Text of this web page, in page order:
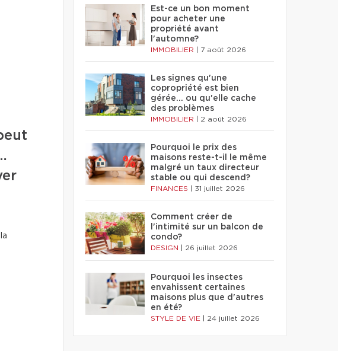
Est-ce un bon moment
pour acheter une
propriété avant
l'automne?
IMMOBILIER 7 août 2026
Les signes qu'une
copropriété est bien
gérée… ou qu'elle cache
des problèmes
IMMOBILIER 2 août 2026
Pourquoi le prix des
maisons reste-t-il le même
malgré un taux directeur
stable ou qui descend?
FINANCES 31 juillet 2026
Comment créer de
l'intimité sur un balcon de
condo?
DESIGN 26 juillet 2026
Pourquoi les insectes
envahissent certaines
maisons plus que d'autres
en été?
STYLE DE VIE 24 juillet 2026